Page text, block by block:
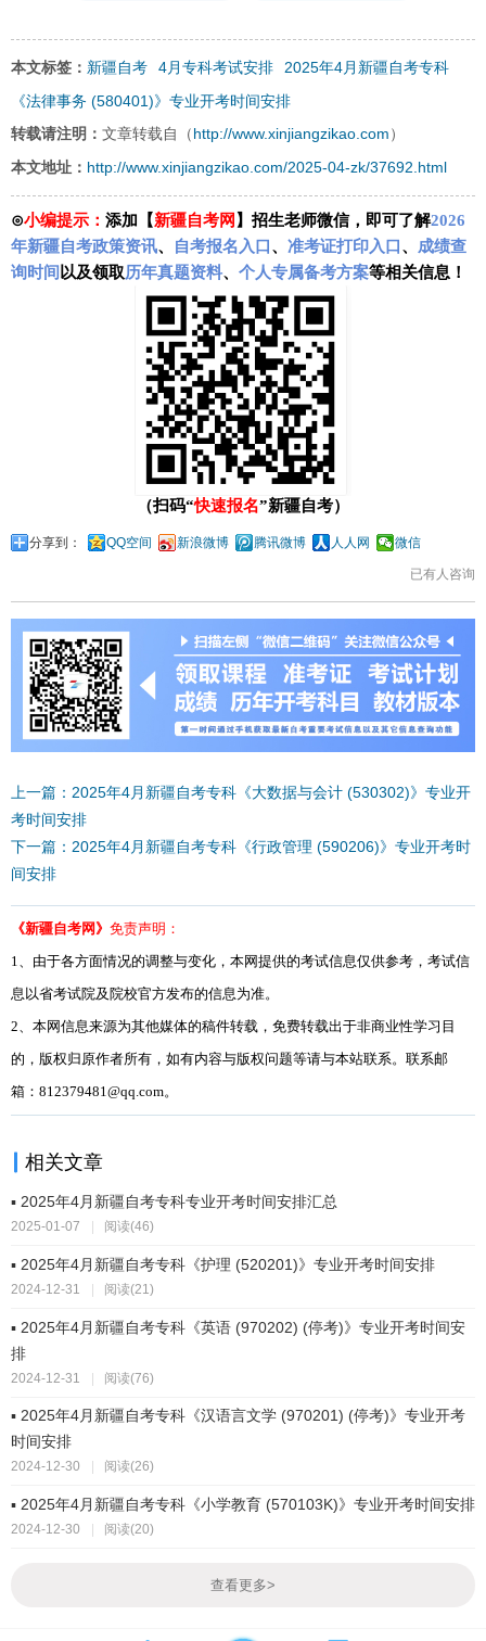
本文标签： 新疆自考 4月专科考试安排
2025年4月新疆自考专科
《法律事务 (580401)》专业开考时间安排
转载请注明： 文章转载自（ http://www.xinjiangzikao.com ）
本文地址： http://www.xinjiangzikao.com/2025-04-zk/37692.html
⊙小编提示： 添加【新疆自考网 】招生老师微信，即可了解2026
年新疆自考政策资讯、 自考报名入口 、 准考证打印入口 、 成绩查
询时间 以及领取历年真题资料、 个人专属备考方案等相关信息！
（扫码“快速报名”新疆自考）
分享到： QQ空间 新浪微博 腾讯微博 人人网 微信
已有人咨询
上一篇：2025年4月新疆自考专科《大数据与会计 (530302)》专业开
考时间安排
下一篇：2025年4月新疆自考专科《行政管理 (590206)》专业开考时
间安排
《新疆自考网》 免责声明：
1、由于各方面情况的调整与变化，本网提供的考试信息仅供参考，考试信
息以省考试院及院校官方发布的信息为准。
2、本网信息来源为其他媒体的稿件转载，免费转载出于非商业性学习目
的，版权归原作者所有，如有内容与版权问题等请与本站联系。联系邮
箱：812379481@qq.com。
相关文章
▪ 2025年4月新疆自考专科专业开考时间安排汇总
2025-01-07 阅读(46)
▪ 2025年4月新疆自考专科《护理 (520201)》专业开考时间安排
2024-12-31 阅读(21)
▪ 2025年4月新疆自考专科《英语 (970202) (停考)》专业开考时间安
排
2024-12-31 | 阅读(76)
▪ 2025年4月新疆自考专科《汉语言文学 (970201) (停考)》专业开考
时间安排
2024-12-30 阅读(26)
▪ 2025年4月新疆自考专科《小学教育 (570103K)》专业开考时间安排
2024-12-30 阅读(20)
查看更多>